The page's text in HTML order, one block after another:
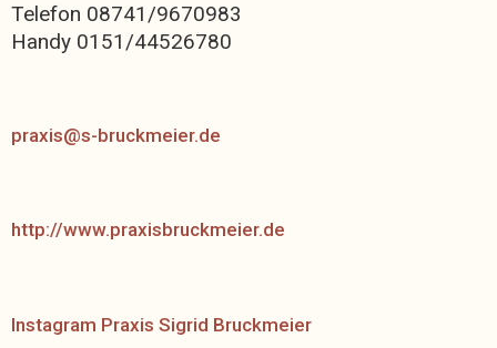
Telefon 08741/9670983
Handy 0151/44526780
praxis@s-bruckmeier.de
http://www.praxisbruckmeier.de
Instagram Praxis Sigrid Bruckmeier